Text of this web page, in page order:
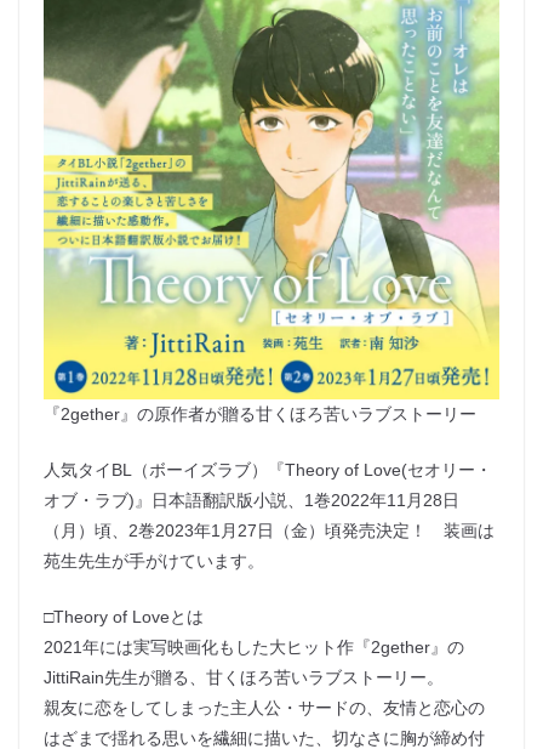
『2gether』の原作者が贈る甘くほろ苦いラブストーリー
人気タイBL（ボーイズラブ）『Theory of Love(セオリー・
オブ・ラブ)』日本語翻訳版小説、1巻2022年11月28日
（月）頃、2巻2023年1月27日（金）頃発売決定！ 装画は
苑生先生が手がけています。
□Theory of Loveとは
2021年には実写映画化もした大ヒット作『2gether』の
JittiRain先生が贈る、甘くほろ苦いラブストーリー。
親友に恋をしてしまった主人公・サードの、友情と恋心の
はざまで揺れる思いを繊細に描いた、切なさに胸が締め付